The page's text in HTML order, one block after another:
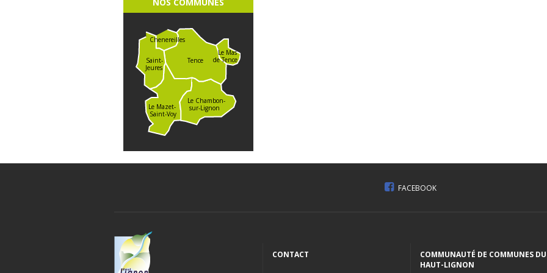
Le Chambon-
sur-Lignon
Le Mazet-
Saint-Voy
Tence
Chenereilles
Saint-
Jeures
Le Mas
de Tence
FACEBOOK
CONTACT
COMMUNAUTÉ DE COMMUNES DU
HAUT-LIGNON